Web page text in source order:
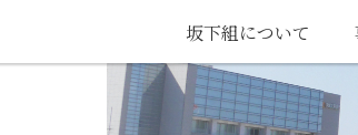
坂下組について